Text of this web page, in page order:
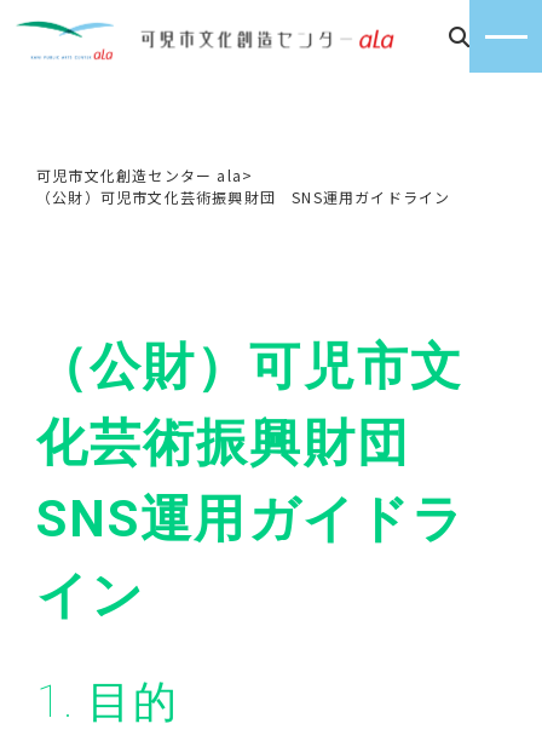
可児市文化創造センター ala>
（公財）可児市文化芸術振興財団 SNS運用ガイドライン
（公財）可児市文
化芸術振興財団
SNS運用ガイドラ
イン
1. 目的